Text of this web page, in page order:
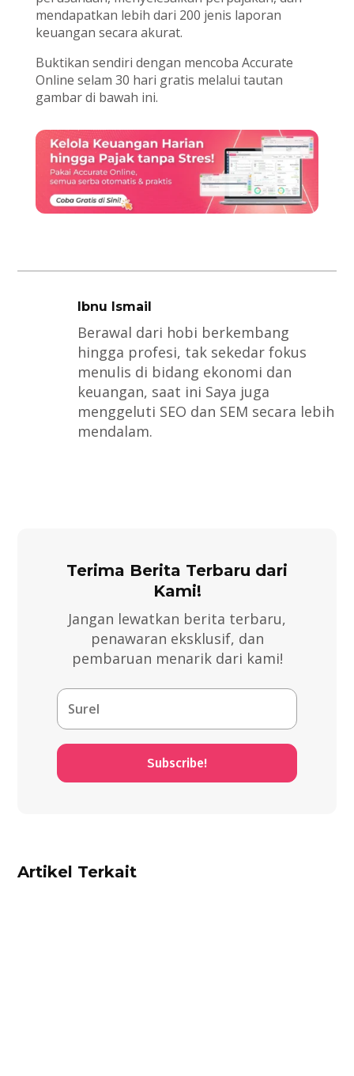
mendapatkan lebih dari 200 jenis laporan
keuangan secara akurat.
Buktikan sendiri dengan mencoba Accurate
Online selam 30 hari gratis melalui tautan
gambar di bawah ini.
Ibnu Ismail
Berawal dari hobi berkembang
hingga profesi, tak sekedar fokus
menulis di bidang ekonomi dan
keuangan, saat ini Saya juga
menggeluti SEO dan SEM secara lebih
mendalam.
Terima Berita Terbaru dari
Kami!
Jangan lewatkan berita terbaru,
penawaran eksklusif, dan
pembaruan menarik dari kami!
Subscribe!
Artikel Terkait